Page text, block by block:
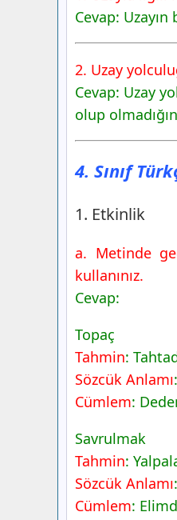
2.
3.
4.
5.
6.
4. Sınıf
7. Etkinlik
Cevap:
2. Uzay
Cevap: Uzay
olup
4. Sınıf
1. Etkinlik
a. Metinde
kullanınız.
Cevap:
Topaç
Tahmin:
Sözcük Anlamı
Cümlem:
Savrulmak
Tahmin:
Sözcük Anlamı
Cümlem: